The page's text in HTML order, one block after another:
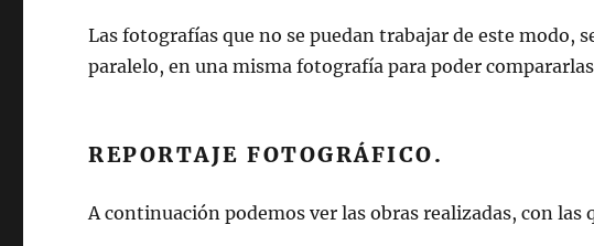
Las fotografías que no se puedan trabajar de este modo,
paralelo, en una misma fotografía para poder
REPORTAJE FOTOGRÁFICO.
A continuación podemos ver las obras realizadas, con las